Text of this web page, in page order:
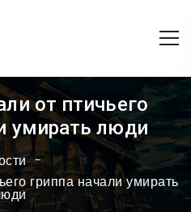
от птичьего
умирать люди
гриппа начали умирать